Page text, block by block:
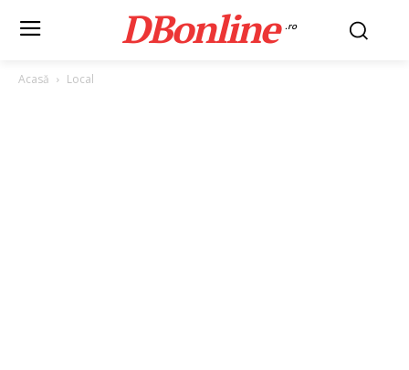
DBonline .ro
Acasă Local